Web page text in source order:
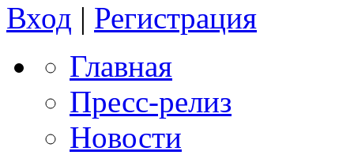
Вход | Регистрация
Главная
Пресс-релиз
Новости